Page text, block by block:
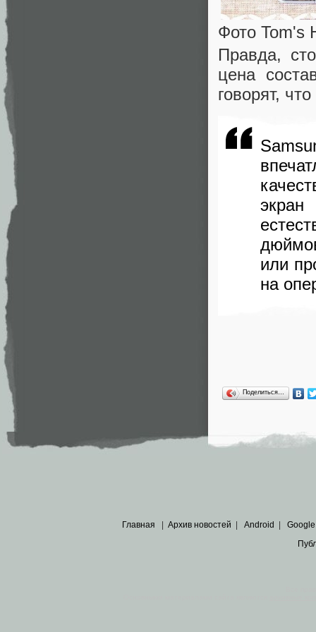
Фото Tom's
Правда,
цена
говорят,
экран
или
на
Поделиться…
Главная Архив новостей Android Google